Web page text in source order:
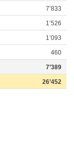
7’833
1’526
1’093
460
7’389
26’452